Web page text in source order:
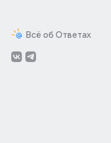
Всё об Ответах